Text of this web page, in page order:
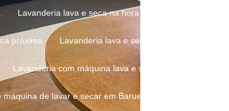
Lavanderia lava e seca na hora Lavanderia lava
próxima Lavanderia lava e seca próxima em Barueri
Lavanderia com máquina lava e seca
máquina de lavar e secar em Barueri